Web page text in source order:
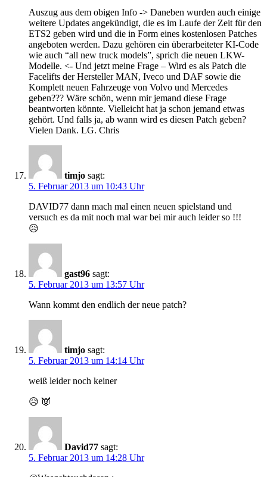
Auszug aus dem obigen Info -> Daneben wurden auch einige
weitere Updates angekündigt, die es im Laufe der Zeit für den
ETS2 geben wird und die in Form eines kostenlosen Patches
angeboten werden. Dazu gehören ein überarbeiteter KI-Code
wie auch “all new truck models”, sprich die neuen LKW-
Modelle. <- Und jetzt meine Frage – Wird es als Patch die
Facelifts der Hersteller MAN, Iveco und DAF sowie die
Komplett neuen Fahrzeuge von Volvo und Mercedes
geben??? Wäre schön, wenn mir jemand diese Frage
beantworten könnte. Vielleicht hat ja schon jemand etwas
gehört. Und falls ja, ab wann wird es diesen Patch geben?
Vielen Dank. LG. Chris
timjo sagt:
5. Februar 2013 um 10:43 Uhr
DAVID77 dann mach mal einen neuen spielstand und
versuch es da mit noch mal war bei mir auch leider so !!!
😥
gast96 sagt:
5. Februar 2013 um 13:57 Uhr
Wann kommt den endlich der neue patch?
timjo sagt:
5. Februar 2013 um 14:14 Uhr
weiß leider noch keiner
😥 👿
David77 sagt:
5. Februar 2013 um 14:28 Uhr